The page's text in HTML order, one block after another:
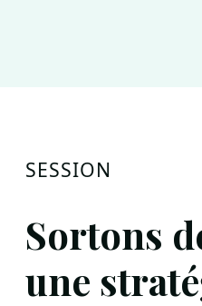
SESSION
Sortons
une